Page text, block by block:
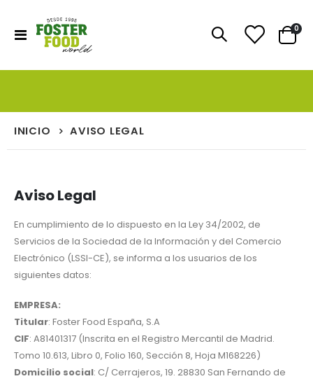
Toggle
Cart
0
INICIO AVISO LEGAL
Aviso Legal
En cumplimiento de lo dispuesto en la Ley 34/2002, de
Servicios de la Sociedad de la Información y del Comercio
Electrónico (LSSI-CE), se informa a los usuarios de los
siguientes datos:
EMPRESA:
Titular: Foster Food España, S.A
CIF: A81401317 (Inscrita en el Registro Mercantil de Madrid.
Tomo 10.613, Libro 0, Folio 160, Sección 8, Hoja M168226)
Domicilio social: C/ Cerrajeros, 19. 28830 San Fernando de